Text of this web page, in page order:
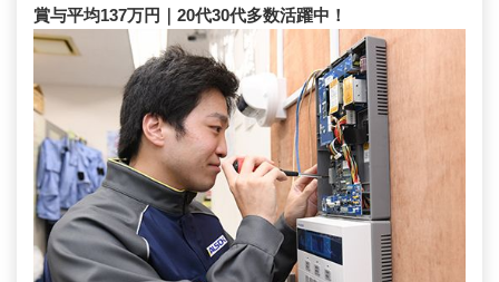
賞与平均137万円｜20代30代多数活躍中！